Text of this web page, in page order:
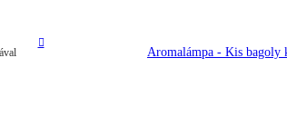
Aromalámpa - Kis bagoly